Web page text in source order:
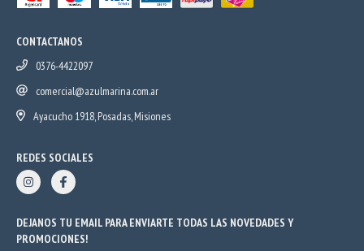
CONTACTANOS
0376-4422097
comercial@azulmarina.com.ar
Ayacucho 1918, Posadas, Misiones
REDES SOCIALES
DEJANOS TU EMAIL PARA ENVIARTE TODAS LAS NOVEDADES Y
PROMOCIONES!